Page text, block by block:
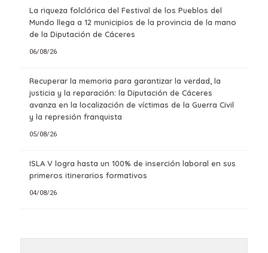
La riqueza folclórica del Festival de los Pueblos del
Mundo llega a 12 municipios de la provincia de la mano
de la Diputación de Cáceres
06/08/26
Recuperar la memoria para garantizar la verdad, la
justicia y la reparación: la Diputación de Cáceres
avanza en la localización de víctimas de la Guerra Civil
y la represión franquista
05/08/26
ISLA V logra hasta un 100% de inserción laboral en sus
primeros itinerarios formativos
04/08/26